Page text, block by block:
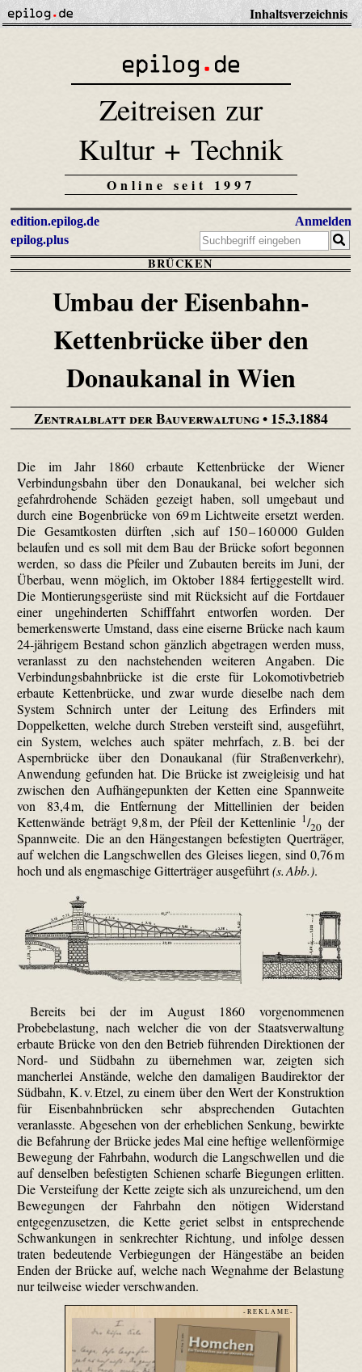
Inhaltsverzeichnis
Zeitreisen zur
Kultur + Technik
Online seit 1997
edition.epilog.de
epilog.plus
Anmelden
BRÜCKEN
Umbau der Eisenbahn-
Kettenbrücke über den
Donaukanal in Wien
Zentralblatt der Bauverwaltung• 15.3.1884
Die im Jahr 1860 erbaute Kettenbrücke der Wiener
Verbindungsbahn über den Donaukanal, bei welcher sich
gefahrdrohende Schäden gezeigt haben, soll umgebaut und
durch eine Bogenbrücke von 69 m Lichtweite ersetzt werden.
Die Gesamtkosten dürften ‚sich auf 150 – 160 000 Gulden
belaufen und es soll mit dem Bau der Brücke sofort begonnen
werden, so dass die Pfeiler und Zubauten bereits im Juni, der
Überbau, wenn möglich, im Oktober 1884 fertiggestellt wird.
Die Montierungsgerüste sind mit Rücksicht auf die Fortdauer
einer ungehinderten Schifffahrt entworfen worden. Der
bemerkenswerte Umstand, dass eine eiserne Brücke nach kaum
24-jährigem Bestand schon gänzlich abgetragen werden muss,
veranlasst zu den nachstehenden weiteren Angaben. Die
Verbindungsbahnbrücke ist die erste für Lokomotivbetrieb
erbaute Kettenbrücke, und zwar wurde dieselbe nach dem
System Schnirch unter der Leitung des Erfinders mit
Doppelketten, welche durch Streben versteift sind, ausgeführt,
ein System, welches auch später mehrfach, z. B. bei der
Aspernbrücke über den Donaukanal (für Straßenverkehr),
Anwendung gefunden hat. Die Brücke ist zweigleisig und hat
zwischen den Aufhängepunkten der Ketten eine Spannweite
von 83,4 m, die Entfernung der Mittellinien der beiden
Kettenwände beträgt 9,8 m, der Pfeil der Kettenlinie 1/20 der
Spannweite. Die an den Hängestangen befestigten Querträger,
auf welchen die Langschwellen des Gleises liegen, sind 0,76 m
hoch und als engmaschige Gitterträger ausgeführt(s. Abb.).
Bereits bei der im August 1860 vorgenommenen
Probebelastung, nach welcher die von der Staatsverwaltung
erbaute Brücke von den den Betrieb führenden Direktionen der
Nord- und Südbahn zu übernehmen war, zeigten sich
mancherlei Anstände, welche den damaligen Baudirektor der
Südbahn, K. v. Etzel, zu einem über den Wert der Konstruktion
für Eisenbahnbrücken sehr absprechenden Gutachten
veranlasste. Abgesehen von der erheblichen Senkung, bewirkte
die Befahrung der Brücke jedes Mal eine heftige wellenförmige
Bewegung der Fahrbahn, wodurch die Langschwellen und die
auf denselben befestigten Schienen scharfe Biegungen erlitten.
Die Versteifung der Kette zeigte sich als unzureichend, um den
Bewegungen der Fahrbahn den nötigen Widerstand
entgegenzusetzen, die Kette geriet selbst in entsprechende
Schwankungen in senkrechter Richtung, und infolge dessen
traten bedeutende Verbiegungen der Hängestäbe an beiden
Enden der Brücke auf, welche nach Wegnahme der Belastung
nur teilweise wieder verschwanden.
- R E K L A M E -